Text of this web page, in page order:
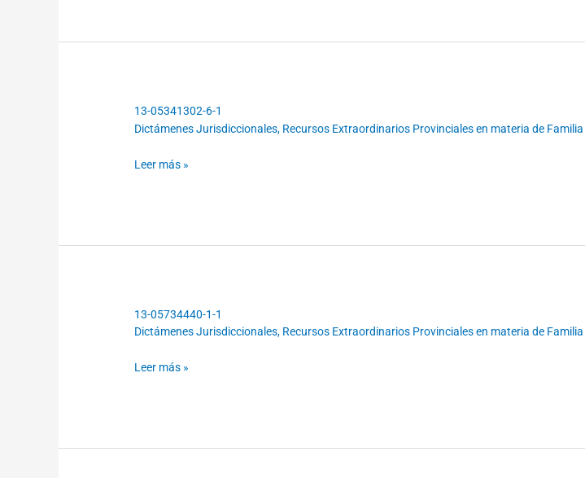
13-05341302-6-1
Dictámenes Jurisdiccionales, Recursos Extraordinarios Provinciales en materia de Familia
13-
05341302-
Leer más »
13-05734440-1-1
Dictámenes Jurisdiccionales, Recursos Extraordinarios Provinciales en materia de Familia
13-
05734440-
Leer más »